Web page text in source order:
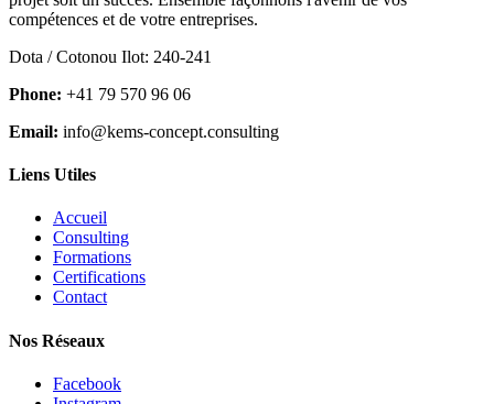
compétences et de votre entreprises.
Dota / Cotonou Ilot: 240-241
Phone: +41 79 570 96 06
Email: info@kems-concept.consulting
Liens Utiles
Accueil
Consulting
Formations
Certifications
Contact
Nos Réseaux
Facebook